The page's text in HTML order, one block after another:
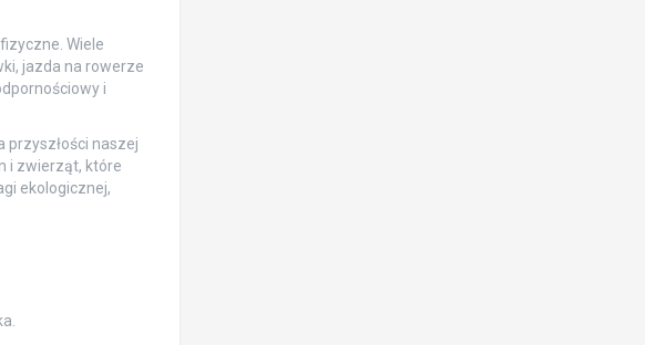
Wiele
jazda na rowerze
i
przyszłości naszej
i zwierząt, które
ekologicznej,